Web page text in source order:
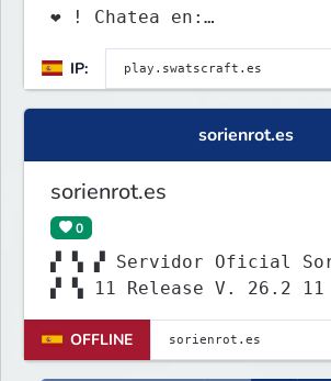
❤ ! Chatea en:
discord.universocraft.com
IP:
sorienrot.es
sorienrot.es
0
▞ ▚ ▞ Servidor Oficial
▞ ▚ 11 Release V. 26.2 11
OFFLINE